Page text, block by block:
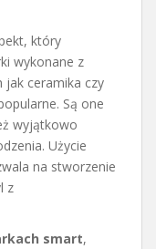
który
wykonane z
jak ceramika czy
Są one
wyjątkowo
Użycie
na stworzenie
z
smart,